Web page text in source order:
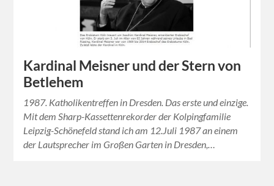
Kardinal Meisner und der Stern von
Betlehem
1987. Katholikentreffen in Dresden. Das erste und einzige.
Mit dem Sharp-Kassettenrekorder der Kolpingfamilie
Leipzig-Schönefeld stand ich am 12.Juli 1987 an einem
der Lautsprecher im Großen Garten in Dresden,…